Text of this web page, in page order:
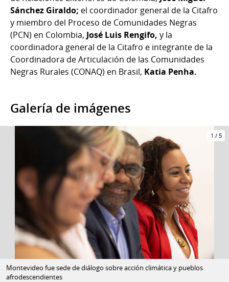
Sánchez Giraldo; el coordinador general de la Citafro
y miembro del Proceso de Comunidades Negras
(PCN) en Colombia, José Luis Rengifo, y la
coordinadora general de la Citafro e integrante de la
Coordinadora de Articulación de las Comunidades
Negras Rurales (CONAQ) en Brasil, Katia Penha.
Galería de imágenes
1 / 5
Montevideo fue sede de diálogo sobre acción climática y pueblos
afrodescendientes